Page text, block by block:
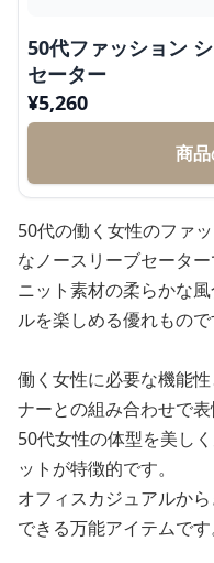
50代ファッション
セーター
¥5,260
商
50代の働く女性のファ
なノースリーブセーター
ニット素材の柔らかな
ルを楽しめる優れもので
働く女性に必要な機能
ナーとの組み合わせで表
50代女性の体型を美し
ットが特徴的です。
オフィスカジュアルか
できる万能アイテムです